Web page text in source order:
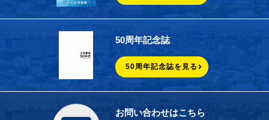
50周年記念誌
50周年記念誌を見る
お問い合わせはこちら